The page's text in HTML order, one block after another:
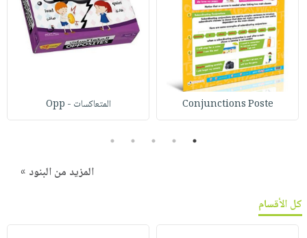
Conjunctions Poste المتعاكسات - Opp
1
2
3
4
5
المزيد من البنود »
كل الأقسام